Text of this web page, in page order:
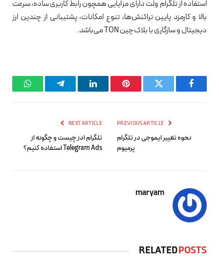
استفاده از تلگرام ولت دارای مزایایی همچون رابط کاربری ساده، سرعت
بالا و کارمزد پایین تراکنش‌ها، تنوع امکانات، پشتیبانی از چندین ارز
دیجیتال و سازگاری با بلاک‌چین TON می‌باشد.
Facebook
Twitter
Pinterest
LinkedIn
Telegram
نحوه تغییر ایموجی در تلگرام
پرمیوم
NEXT ARTICLE
تلگرام ادز چیست و چگونه از
Telegram Ads استفاده کنیم؟
maryam
RELATEDPOSTS